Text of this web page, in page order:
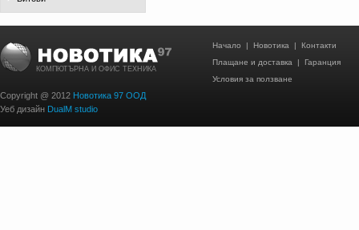
КОМПЮТЪРНА И ОФИС ТЕХНИКА
Copyright @ 2012 Новотика 97 ООД
Уеб дизайн DualM studio
Начало | Новотика | Контакти
Плащане и доставка | Гаранция
Условия за ползване